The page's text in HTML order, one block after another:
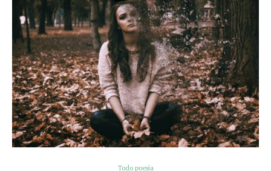
Todo poesía